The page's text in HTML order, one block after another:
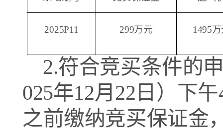
2025P11 299万元 1495
2.符合竞买条件的
025年12月 22 日）下午
之前缴纳竞买保证金